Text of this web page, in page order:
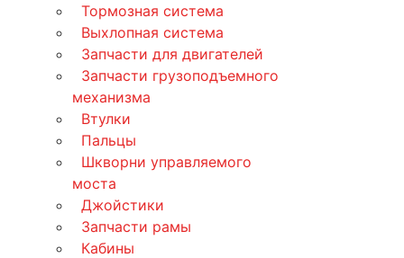
Тормозная система
Выхлопная система
Запчасти для двигателей
Запчасти грузоподъемного
механизма
Втулки
Пальцы
Шкворни управляемого
моста
Джойстики
Запчасти рамы
Кабины